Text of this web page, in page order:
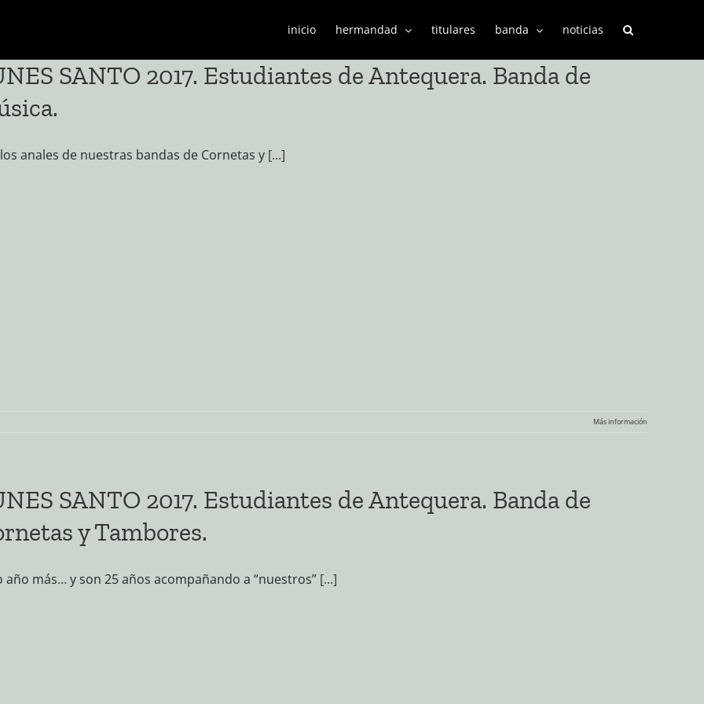
inicio hermandad titulares banda noticias
SANTO 2017. Estudiantes de Antequera. Banda de
anales de nuestras bandas de Cornetas y [...]
Más información
SANTO 2017. Estudiantes de Antequera. Banda de
y Tambores.
año más… y son 25 años acompañando a “nuestros” [...]